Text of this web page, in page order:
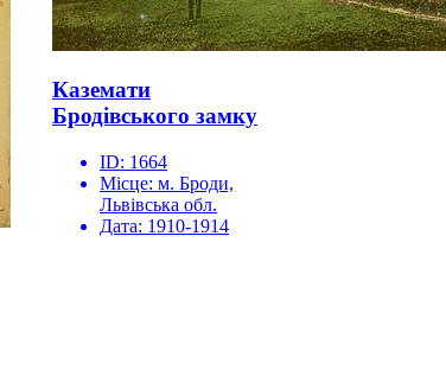
Каземати
Бродівського замку
ID: 1664
Місце: м. Броди,
Львівська обл.
Дата: 1910-1914